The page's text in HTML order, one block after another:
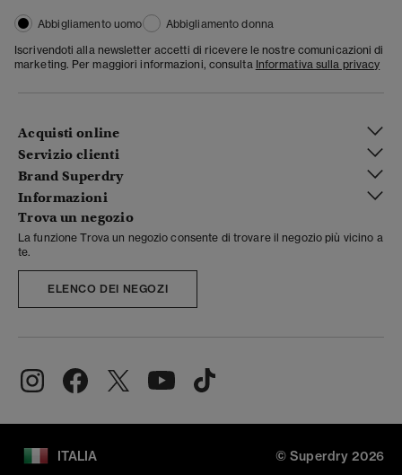
Abbigliamento uomo
Abbigliamento donna
Iscrivendoti alla newsletter accetti di ricevere le nostre comunicazioni di
marketing. Per maggiori informazioni, consulta Informativa sulla privacy
Acquisti online
Servizio clienti
Brand Superdry
Informazioni
Trova un negozio
La funzione Trova un negozio consente di trovare il negozio più vicino a
te.
ELENCO DEI NEGOZI
ITALIA © Superdry 2026